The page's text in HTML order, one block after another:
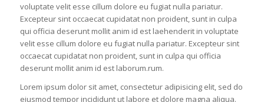
voluptate velit esse cillum dolore eu fugiat nulla pariatur.
Excepteur sint occaecat cupidatat non proident, sunt in culpa
qui officia deserunt mollit anim id est laehenderit in voluptate
velit esse cillum dolore eu fugiat nulla pariatur. Excepteur sint
occaecat cupidatat non proident, sunt in culpa qui officia
deserunt mollit anim id est laborum.rum.
Lorem ipsum dolor sit amet, consectetur adipisicing elit, sed do
eiusmod tempor incididunt ut labore et dolore magna aliqua.